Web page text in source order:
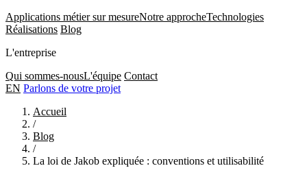
Applications métier sur mesureNotre approcheTechnologies
Réalisations Blog
L'entreprise
Qui sommes-nousL'équipe Contact
EN Parlons de votre projet
Accueil
/
Blog
/
La loi de Jakob expliquée : conventions et utilisabilité